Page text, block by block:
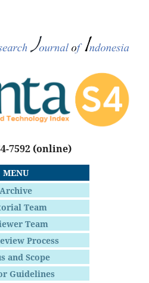
7592(online)
MENU
Archive
Team
Team
Process
and Scope
Guidelines